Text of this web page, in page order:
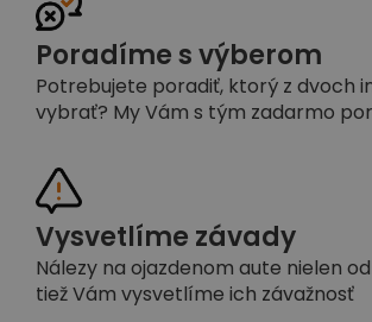
Poradíme s výberom
Potrebujete poradiť, ktorý z dvoch
vybrať? My Vám s tým zadarmo
Vysvetlíme závady
Nálezy na ojazdenom aute nielen
tiež Vám vysvetlíme ich závažnosť